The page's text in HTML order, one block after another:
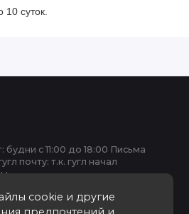
10 суток.
cookie и другие
с 11:00 до 18:00 Письма
почту: т.к. гугл начал